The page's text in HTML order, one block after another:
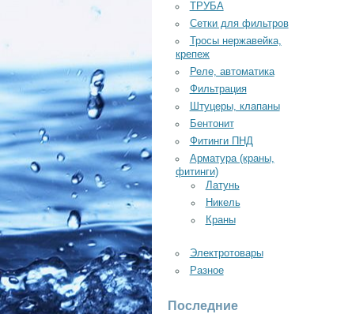
ТРУБА
Сетки для фильтров
Тросы нержавейка,
крепеж
Реле, автоматика
Фильтрация
Штуцеры, клапаны
Бентонит
Фитинги ПНД
Арматура (краны,
фитинги)
Латунь
Никель
Краны
Электротовары
Разное
Последние